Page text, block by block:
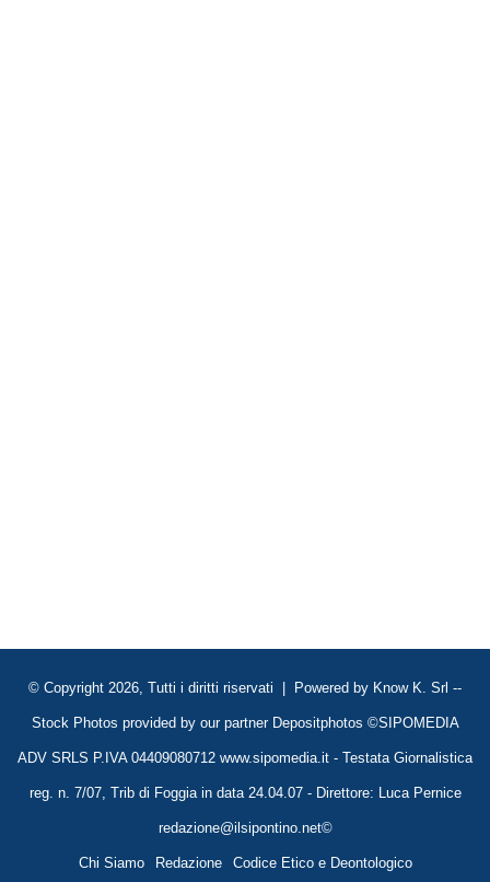
© Copyright 2026, Tutti i diritti riservati | Powered by Know K. Srl --
Stock Photos provided by our partner Depositphotos ©SIPOMEDIA
ADV SRLS P.IVA 04409080712 www.sipomedia.it - Testata Giornalistica
reg. n. 7/07, Trib di Foggia in data 24.04.07 - Direttore: Luca Pernice
redazione@ilsipontino.net©
Chi Siamo Redazione Codice Etico e Deontologico